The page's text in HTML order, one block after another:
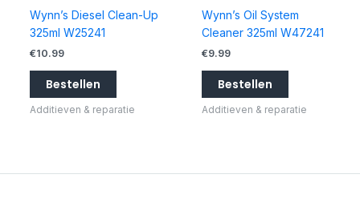
Wynn’s Diesel Clean-Up
325ml W25241
€10.99
Bestellen
Additieven & reparatie
Wynn’s Oil System
Cleaner 325ml W47241
€9.99
Bestellen
Additieven & reparatie